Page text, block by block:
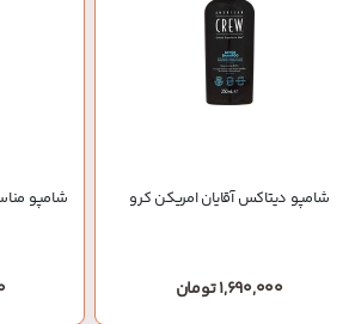
شامپو دیتاکس آقایان امریکن کرو
1,690,000 تومان
شامپو